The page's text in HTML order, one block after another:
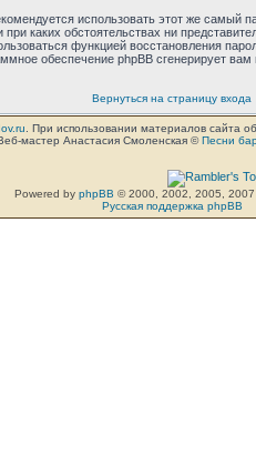
использовать этот же самый
каких обстоятельствах ни
функцией восстановления
обеспечение phpBB сгенерирует
Вернуться на страницу входа
. При использовании материалов сайта
мастер Анастасия Смоленская ©Песни
Powered by phpBB © 2000, 2002, 2005,
Русская поддержка phpBB